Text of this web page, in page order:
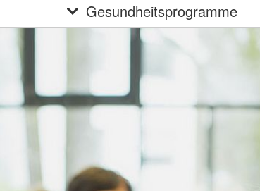
Gesundheitsprogramme